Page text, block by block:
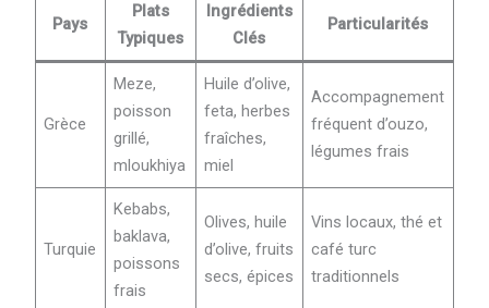
Pays
Plats
Typiques
Ingrédients
Clés
Particularités
Grèce
Meze,
poisson
grillé,
mloukhiya
Huile d’olive,
feta, herbes
fraîches,
miel
Accompagnement
fréquent d’ouzo,
légumes frais
Turquie
Kebabs,
baklava,
poissons
frais
Olives, huile
d’olive, fruits
secs, épices
Vins locaux, thé et
café turc
traditionnels